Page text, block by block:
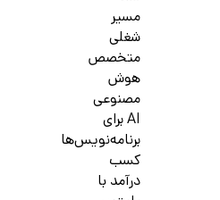
مسیر
شغلی
متخصص
هوش
مصنوعی
AI برای
برنامه‌نویس‌ها
کسب
درآمد با